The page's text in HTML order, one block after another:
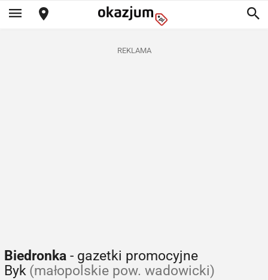
REKLAMA
Biedronka - gazetki promocyjne
Byk (małopolskie pow. wadowicki)